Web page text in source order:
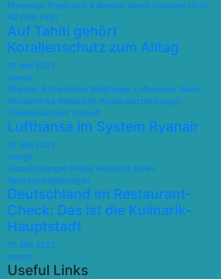
Fernreisen Frankreich & Benelux News Ozeanien (AUS
NZ PNG Fidji)
Auf Tahiti gehört
Korallenschutz zum Alltag
31. Mai 2022
mango
Bilanzen & Statistiken Billigflieger Luftverkehr News
Nordamerika Reiserecht Reisezusatzleistungen
Travelequipment Umwelt
Lufthansa im System Ryanair
31. Mai 2022
mango
Auszeichnungen Preise Hotellerie News
Reisezusatzleistungen
Deutschland im Restaurant-
Check: Das ist die Kulinarik-
Hauptstadt
31. Mai 2022
mango
Useful Links